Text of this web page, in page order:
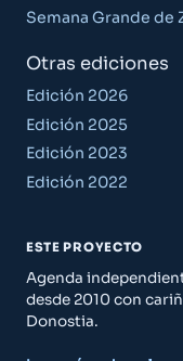
Semana Grande de
Otras ediciones
Edición 2026
Edición 2025
Edición 2023
Edición 2022
ESTE PROYECTO
Agenda
desde 2010 con
Donostia.